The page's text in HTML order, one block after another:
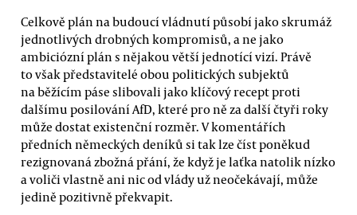
Celkově plán na budoucí vládnutí působí jako skrumáž
jednotlivých drobných kompromisů, a ne jako
ambiciózní plán s nějakou větší jednotící vizí. Právě
to však představitelé obou politických subjektů
na běžícím páse slibovali jako klíčový recept proti
dalšímu posilování AfD, které pro ně za další čtyři roky
může dostat existenční rozměr. V komentářích
předních německých deníků si tak lze číst poněkud
rezignovaná zbožná přání, že když je laťka natolik nízko
a voliči vlastně ani nic od vlády už neočekávají, může
jedině pozitivně překvapit.